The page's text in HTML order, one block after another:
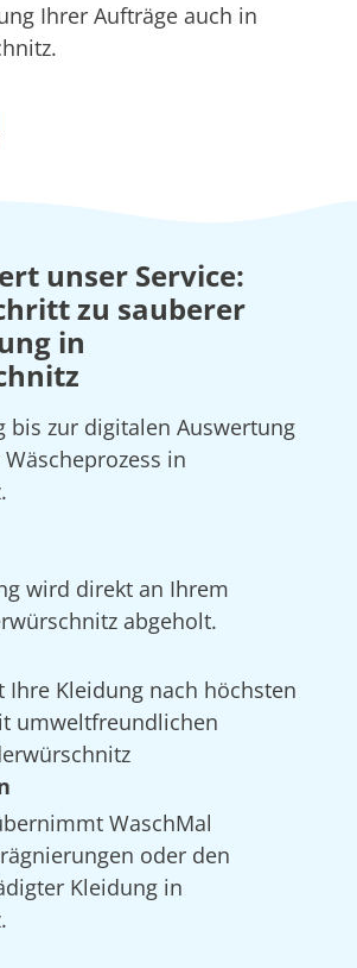
Ihrer Aufträge auch in
unser Service:
zu sauberer
in
bis zur digitalen Auswertung
in
wird direkt an Ihrem
abgeholt.
Ihre Kleidung nach höchsten
umweltfreundlichen
WaschMal
oder den
Kleidung in